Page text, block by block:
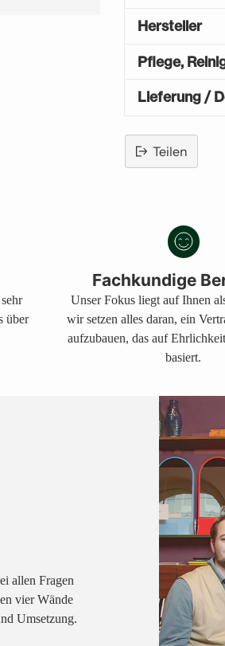
Hersteller
Pflege,
Lieferung /
Teilen
Warenkorb
über
Fachkundige
Unser Fokus liegt auf Ihnen
wir setzen alles daran, ein
aufzubauen, das auf
basiert.
allen Fragen
vier Wände
Umsetzung.